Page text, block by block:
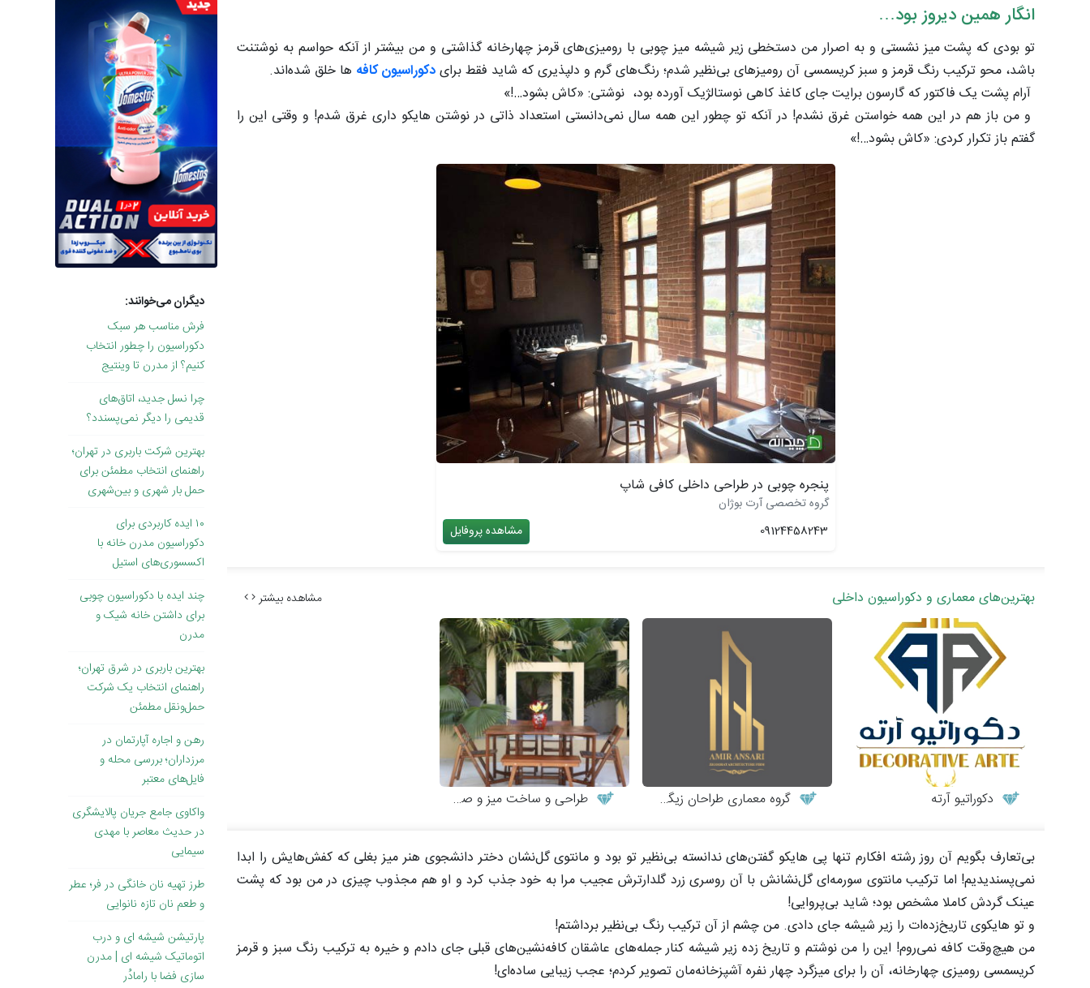
انگار همین دیروز بود…
تو بودی که پشت میز نشستی و به اصرار من دستخطی زیر شیشه میز چوبی با رومیزی‌های قرمز چهارخانه گذاشتی و من بیشتر از آنکه حواسم به نوشتنت
باشد، محو ترکیب رنگ قرمز و سبز کریسمسی آن رومیزهای بی‌نظیر شدم؛ رنگ‌های گرم و دلپذیری که شاید فقط برایدکوراسیون کافه‌ ها خلق شده‌اند.
آرام پشت یک فاکتور که گارسون برایت جای کاغذ کاهی نوستالژیک آورده بود، نوشتی: «کاش بشود…!»
و من باز هم در این همه خواستن غرق نشدم! در آنکه تو چطور این همه سال نمی‌دانستی استعداد ذاتی در نوشتن هایکو داری غرق شدم! و وقتی این را
گفتم باز تکرار کردی: «کاش بشود…!»
پنجره چوبی در طراحی داخلی کافی شاپ
گروه تخصصی آرت بوژان
09124458243
مشاهده پروفایل
بهترین‌های معماری و دکوراسیون داخلی مشاهده بیشتر
دکوراتیو آرته گروه معماری طراحان زیگورات طراحی و ساخت میز و صندلی چوبی
بی‌تعارف بگویم آن روز رشته افکارم تنها پی هایکو گفتن‌های ندانسته بی‌نظیر تو بود و مانتوی گل‌نشان دختر دانشجوی هنر میز بغلی که کفش‌هایش را ابدا
نمی‌پسندیدیم! اما ترکیب مانتوی سورمه‌ای گل‌نشانش با آن روسری زرد گلدارترش عجیب مرا به خود جذب کرد و او هم مجذوب چیزی در من بود که پشت
عینک گردش کاملا مشخص بود؛ شاید بی‌پروایی!
و تو هایکوی تاریخ‌زده‌ات را زیر شیشه جای دادی. من چشم از آن ترکیب رنگ بی‌نظیر برداشتم!
من هیچ‌وقت کافه نمی‌روم! این را من نوشتم و تاریخ‌‌ زده زیر شیشه کنار جمله‌های عاشقان کافه‌نشین‌های قبلی جای دادم و خیره به ترکیب رنگ سبز و قرمز
کریسمسی رومیزی چهارخانه، آن را برای میزگرد چهار نفره آشپزخانه‌مان تصویر کردم؛ عجب زیبایی ساده‌ای!
دیگران می‌خوانند:
فرش مناسب هر سبک
دکوراسیون را چطور انتخاب
کنیم؟ از مدرن تا وینتیج
چرا نسل جدید، اتاق‌های
قدیمی را دیگر نمی‌پسندد؟
بهترین شرکت باربری در تهران؛
راهنمای انتخاب مطمئن برای
حمل بار شهری و بین‌شهری
۱۰ ایده کاربردی برای
دکوراسیون مدرن خانه با
اکسسوری‌های استیل
چند ایده با دکوراسیون چوبی
برای داشتن خانه شیک و
مدرن
بهترین باربری در شرق تهران؛
راهنمای انتخاب یک شرکت
حمل‌ونقل مطمئن
رهن و اجاره آپارتمان در
مرزداران؛ بررسی محله و
فایل‌های معتبر
واکاوی جامع جریان پالایشگری
در حدیث معاصر با مهدی
سیمایی
طرز تهیه نان خانگی در فر؛ عطر
و طعم نان تازه نانوایی
پارتیشن شیشه ای و درب
اتوماتیک شیشه ای | مدرن
سازی فضا با رامادُر